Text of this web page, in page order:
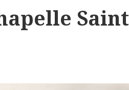
Saint